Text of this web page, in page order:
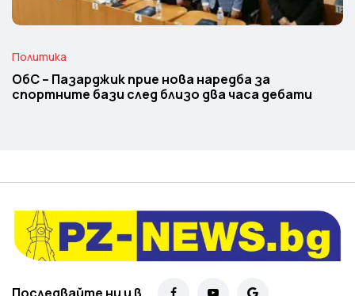
Политика
ОбС – Пазарджик прие нова наредба за
спортните бази след близо два часа дебати